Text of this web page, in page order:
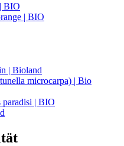
BIO
| BIO
| Bioland
microcarpa) | Bio
| BIO